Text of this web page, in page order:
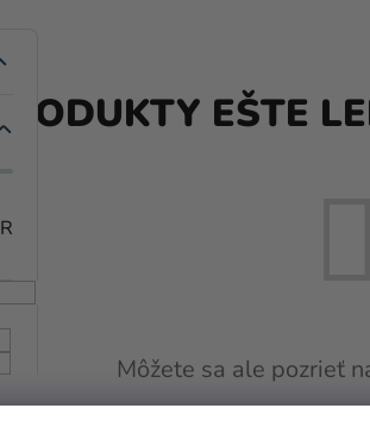
PRODUKTY EŠTE
Môžete sa ale pozrieť